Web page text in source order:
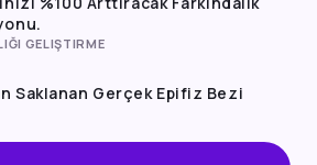
GELIŞTIRME
Saklanan Gerçek Epifiz Bezi